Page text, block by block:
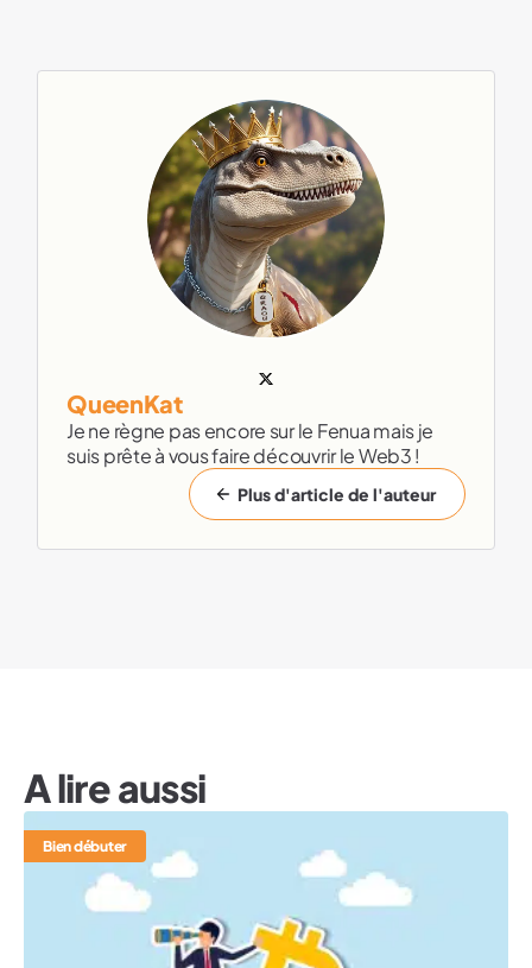
QueenKat
Je ne règne pas encore sur le Fenua mais je
suis prête à vous faire découvrir le Web3 !
Plus d'article de l'auteur
A lire aussi
Bien débuter